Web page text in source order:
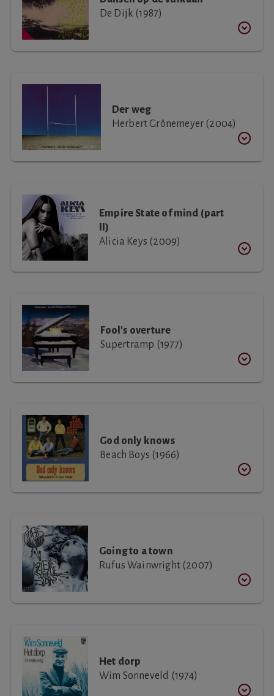
De Dijk (1987)
Der weg
Herbert Grönemeyer (2004)
Empire State of mind (part
II)
Alicia Keys (2009)
Fool's overture
Supertramp (1977)
God only knows
Beach Boys (1966)
Going to a town
Rufus Wainwright (2007)
Het dorp
Wim Sonneveld (1974)